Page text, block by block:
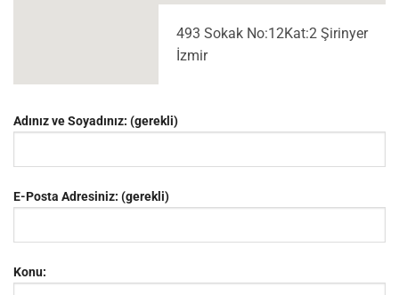
493 Sokak No:12Kat:2 Şirinyer
İzmir
Adınız ve Soyadınız: (gerekli)
E-Posta Adresiniz: (gerekli)
Konu: